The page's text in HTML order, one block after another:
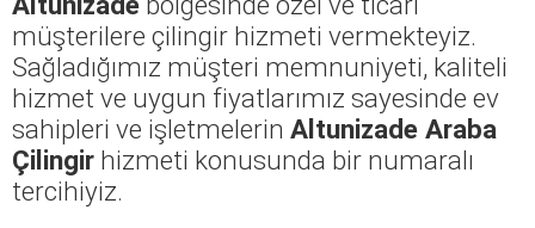
müşterilere çilingir hizmeti vermekteyiz.
Sağladığımız müşteri memnuniyeti, kaliteli
hizmet ve uygun fiyatlarımız sayesinde ev
sahipleri ve işletmelerin Altunizade Araba
Çilingir hizmeti konusunda bir numaralı
tercihiyiz.